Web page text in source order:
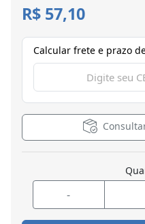
R$ 57,10
Calcular frete e prazo
-